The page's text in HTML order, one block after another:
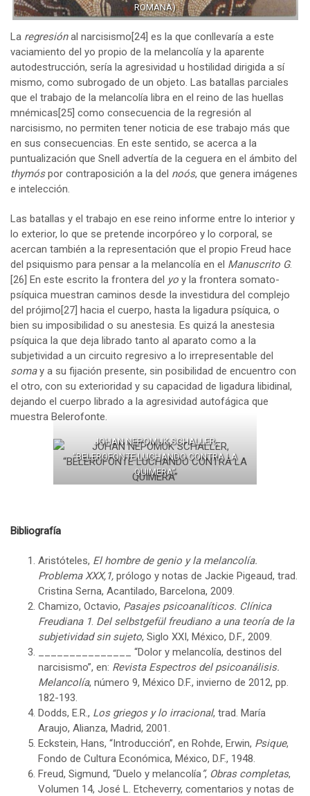
ROMANA)
La regresiónal narcisismo[24] es la que conllevaría a este
vaciamiento del yo propio de la melancolía y la aparente
autodestrucción, sería la agresividad u hostilidad dirigida a sí
mismo, como subrogado de un objeto. Las batallas parciales
que el trabajo de la melancolía libra en el reino de las huellas
mnémicas[25] como consecuencia de la regresión al
narcisismo, no permiten tener noticia de ese trabajo más que
en sus consecuencias. En este sentido, se acerca a la
puntualización que Snell advertía de la ceguera en el ámbito del
thymóspor contraposición a la del noós, que genera imágenes
e intelección.
Las batallas y el trabajo en ese reino informe entre lo interior y
lo exterior, lo que se pretende incorpóreo y lo corporal, se
acercan también a la representación que el propio Freud hace
del psiquismo para pensar a la melancolía en el Manuscrito G.
[26] En este escrito la frontera del yo y la frontera somato-
psíquica muestran caminos desde la investidura del complejo
del prójimo[27] hacia el cuerpo, hasta la ligadura psíquica, o
bien su imposibilidad o su anestesia. Es quizá la anestesia
psíquica la que deja librado tanto al aparato como a la
subjetividad a un circuito regresivo a lo irrepresentable del
somay a su fijación presente, sin posibilidad de encuentro con
el otro, con su exterioridad y su capacidad de ligadura libidinal,
dejando el cuerpo librado a la agresividad autofágica que
muestra Belerofonte.
JOHAN NEPOMUK SCHALLER,
“BELEROFONTE LUCHANDO CONTRA LA
QUIMERA”
Bibliografía
Aristóteles, El hombre de genio y la melancolía.
Problema XXX,1, prólogo y notas de Jackie Pigeaud, trad.
Cristina Serna, Acantilado, Barcelona, 2009.
Chamizo, Octavio, Pasajes psicoanalíticos. Clínica
Freudiana 1. Del selbstgefül freudiano a una teoría de la
subjetividad sin sujeto, Siglo XXI, México, D.F., 2009.
_______________ “Dolor y melancolía, destinos del
narcisismo”, en: Revista Espectros del psicoanálisis.
Melancolía, número 9, México D.F., invierno de 2012, pp.
182-193.
Dodds, E.R., Los griegos y lo irracional, trad. María
Araujo, Alianza, Madrid, 2001.
Eckstein, Hans, “Introducción”, en Rohde, Erwin, Psique,
Fondo de Cultura Económica, México, D.F., 1948.
Freud, Sigmund, “Duelo y melancolía”, Obras completas,
Volumen 14, José L. Etcheverry, comentarios y notas de